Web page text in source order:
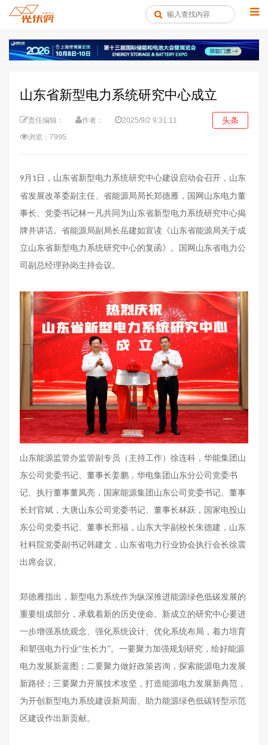
山东省新型电力系统研究中心成立
责任编辑： 作者：
2025/9/2 9:31:11
浏览：7995
头条
9 月 1 日，山东省新型电力系统研究中心建设启动会召开，山东
省发展改革委副主任、省能源局局长郑德雁，国网山东电力董
事长、党委书记林一凡共同为山东省新型电力系统研究中心揭
牌并讲话。省能源局副局长岳建如宣读《山东省能源局关于成
立山东省新型电力系统研究中心的复函》。国网山东省电力公
司副总经理孙岗主持会议。
山东能源监管办监管副专员（主持工作）徐连科，华能集团山
东公司党委书记、董事长姜鹏，华电集团山东分公司党委书
记、执行董事董凤亮，国家能源集团山东公司党委书记、董事
长封官斌，大唐山东公司党委书记、董事长林跃，国家电投山
东公司党委书记、董事长邢福，山东大学副校长朱德建，山东
社科院党委副书记韩建文，山东省电力行业协会执行会长徐震
出席会议。
郑德雁指出，新型电力系统作为纵深推进能源绿色低碳发展的
重要组成部分，承载着新的历史使命。新成立的研究中心要进
一步增强系统观念、强化系统设计、优化系统布局，着力培育
和塑强电力行业“生长力”。一要聚力加强规划研究，绘好能源
电力发展新蓝图；二要聚力做好政策咨询，探索能源电力发展
新路径；三要聚力开展技术攻坚，打造能源电力发展新典范，
为开创新型电力系统建设新局面、助力能源绿色低碳转型示范
区建设作出新贡献。